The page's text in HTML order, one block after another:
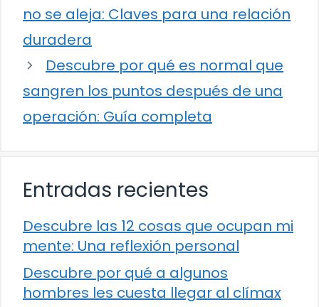
no se aleja: Claves para una relación
duradera
Descubre por qué es normal que
sangren los puntos después de una
operación: Guía completa
Entradas recientes
Descubre las 12 cosas que ocupan mi
mente: Una reflexión personal
Descubre por qué a algunos
hombres les cuesta llegar al clímax